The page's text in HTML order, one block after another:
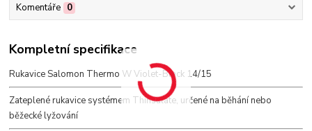
Komentáře 0
Kompletní specifikace
Rukavice Salomon Thermo W Violet-Black 14/15
Zateplené rukavice systémem Thinsulate, určené na běhání nebo
běžecké lyžování